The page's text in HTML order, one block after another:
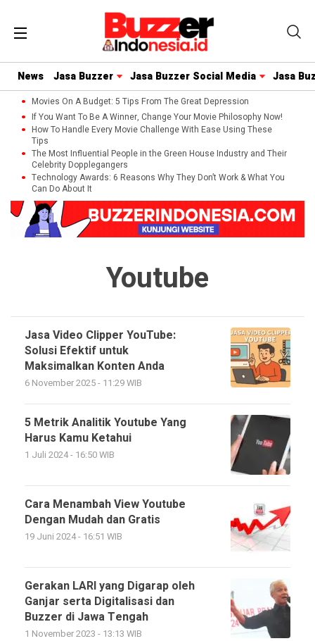
News Jasa Buzzer Jasa Buzzer Social Media Jasa
Movies On A Budget: 5 Tips From The Great Depression
If You Want To Be A Winner, Change Your Movie Philosophy Now!
How To Handle Every Movie Challenge With Ease Using These
Tips
The Most Influential People in the Green House Industry and Their
Celebrity Dopplegangers
Technology Awards: 6 Reasons Why They Don’t Work & What You
Can Do About It
Youtube
Jasa Video Clipper YouTube:
Solusi Efektif untuk
Maksimalkan Konten Anda
6 November 2025 - 11:29 WIB
5 Metrik Analitik Youtube Yang
Harus Kamu Ketahui
1 Juli 2024 - 16:50 WIB
Cara Menambah View Youtube
Dengan Mudah dan Gratis
19 Juni 2024 - 16:51 WIB
Gerakan LARI yang Digarap oleh
Ganjar serta Digitalisasi dan
Buzzer di Jawa Tengah
1 November 2023 - 13:13 WIB